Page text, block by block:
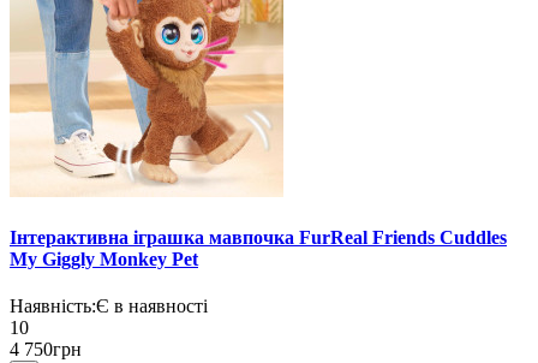
Інтерактивна іграшка мавпочка FurReal Friends Cuddles
My Giggly Monkey Pet
Наявність:Є в наявності
10
4 750грн